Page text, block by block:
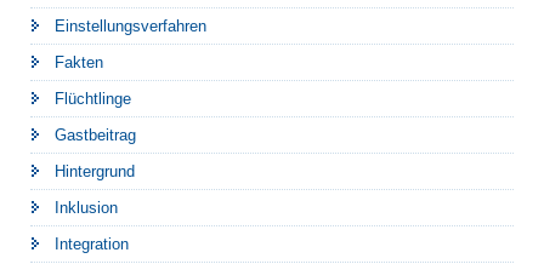
Einstellungsverfahren
Fakten
Flüchtlinge
Gastbeitrag
Hintergrund
Inklusion
Integration